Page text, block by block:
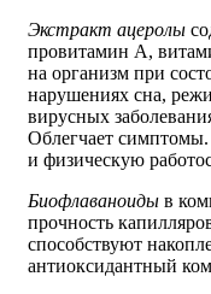
Экстракт ацеролы
провитамин А,
на организм при
нарушениях сна,
вирусных
Облегчает
и физическую
Биофлаваноиды в
прочность
способствуют
антиоксидантный